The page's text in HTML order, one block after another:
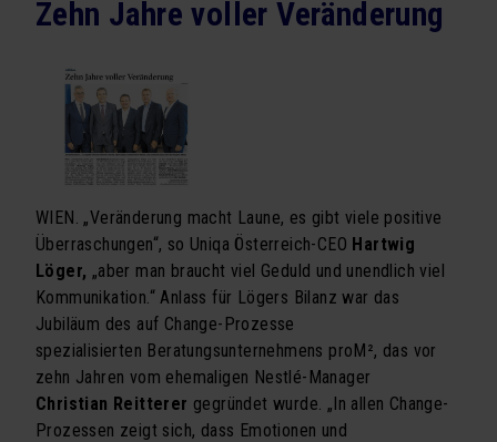
SEMINARE
Seminarprogramm
Exklusivtermine für Firmen
Newsletter Seminarprogramm
Vortragsprogramm
Exklusivtermine für Firmen
BÜCHER
Schachmatt dem Firmentod
Vorsicht Vertrauen
Zehn Jahre voller Veränderung
WIEN. „Veränderung macht Laune, es gibt viele positive
Überraschungen“, so Uniqa Österreich-CEO Hartwig
Löger, „aber man braucht viel Geduld und unendlich viel
Kommunikation.“ Anlass für Lögers Bilanz war das
Jubiläum des auf Change-Prozesse
spezialisierten Beratungsunternehmens proM², das vor
zehn Jahren vom ehemaligen Nestlé-Manager
Christian Reitterer gegründet wurde. „In allen Change-
Prozessen zeigt sich, dass Emotionen und